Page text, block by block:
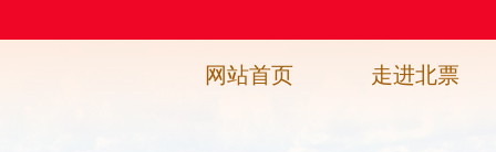
网站首页 走进北票